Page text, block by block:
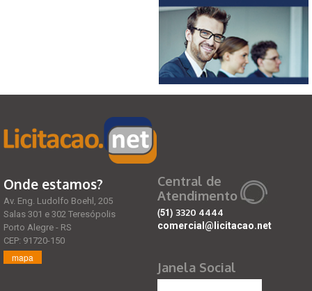
Onde estamos?
Av. Eng. Ludolfo Boehl, 205
Salas 301 e 302 Teresópolis
Porto Alegre - RS
CEP: 91720-150
mapa
Central de
Atendimento
(51) 3320 4444
comercial@licitacao.net
Janela Social